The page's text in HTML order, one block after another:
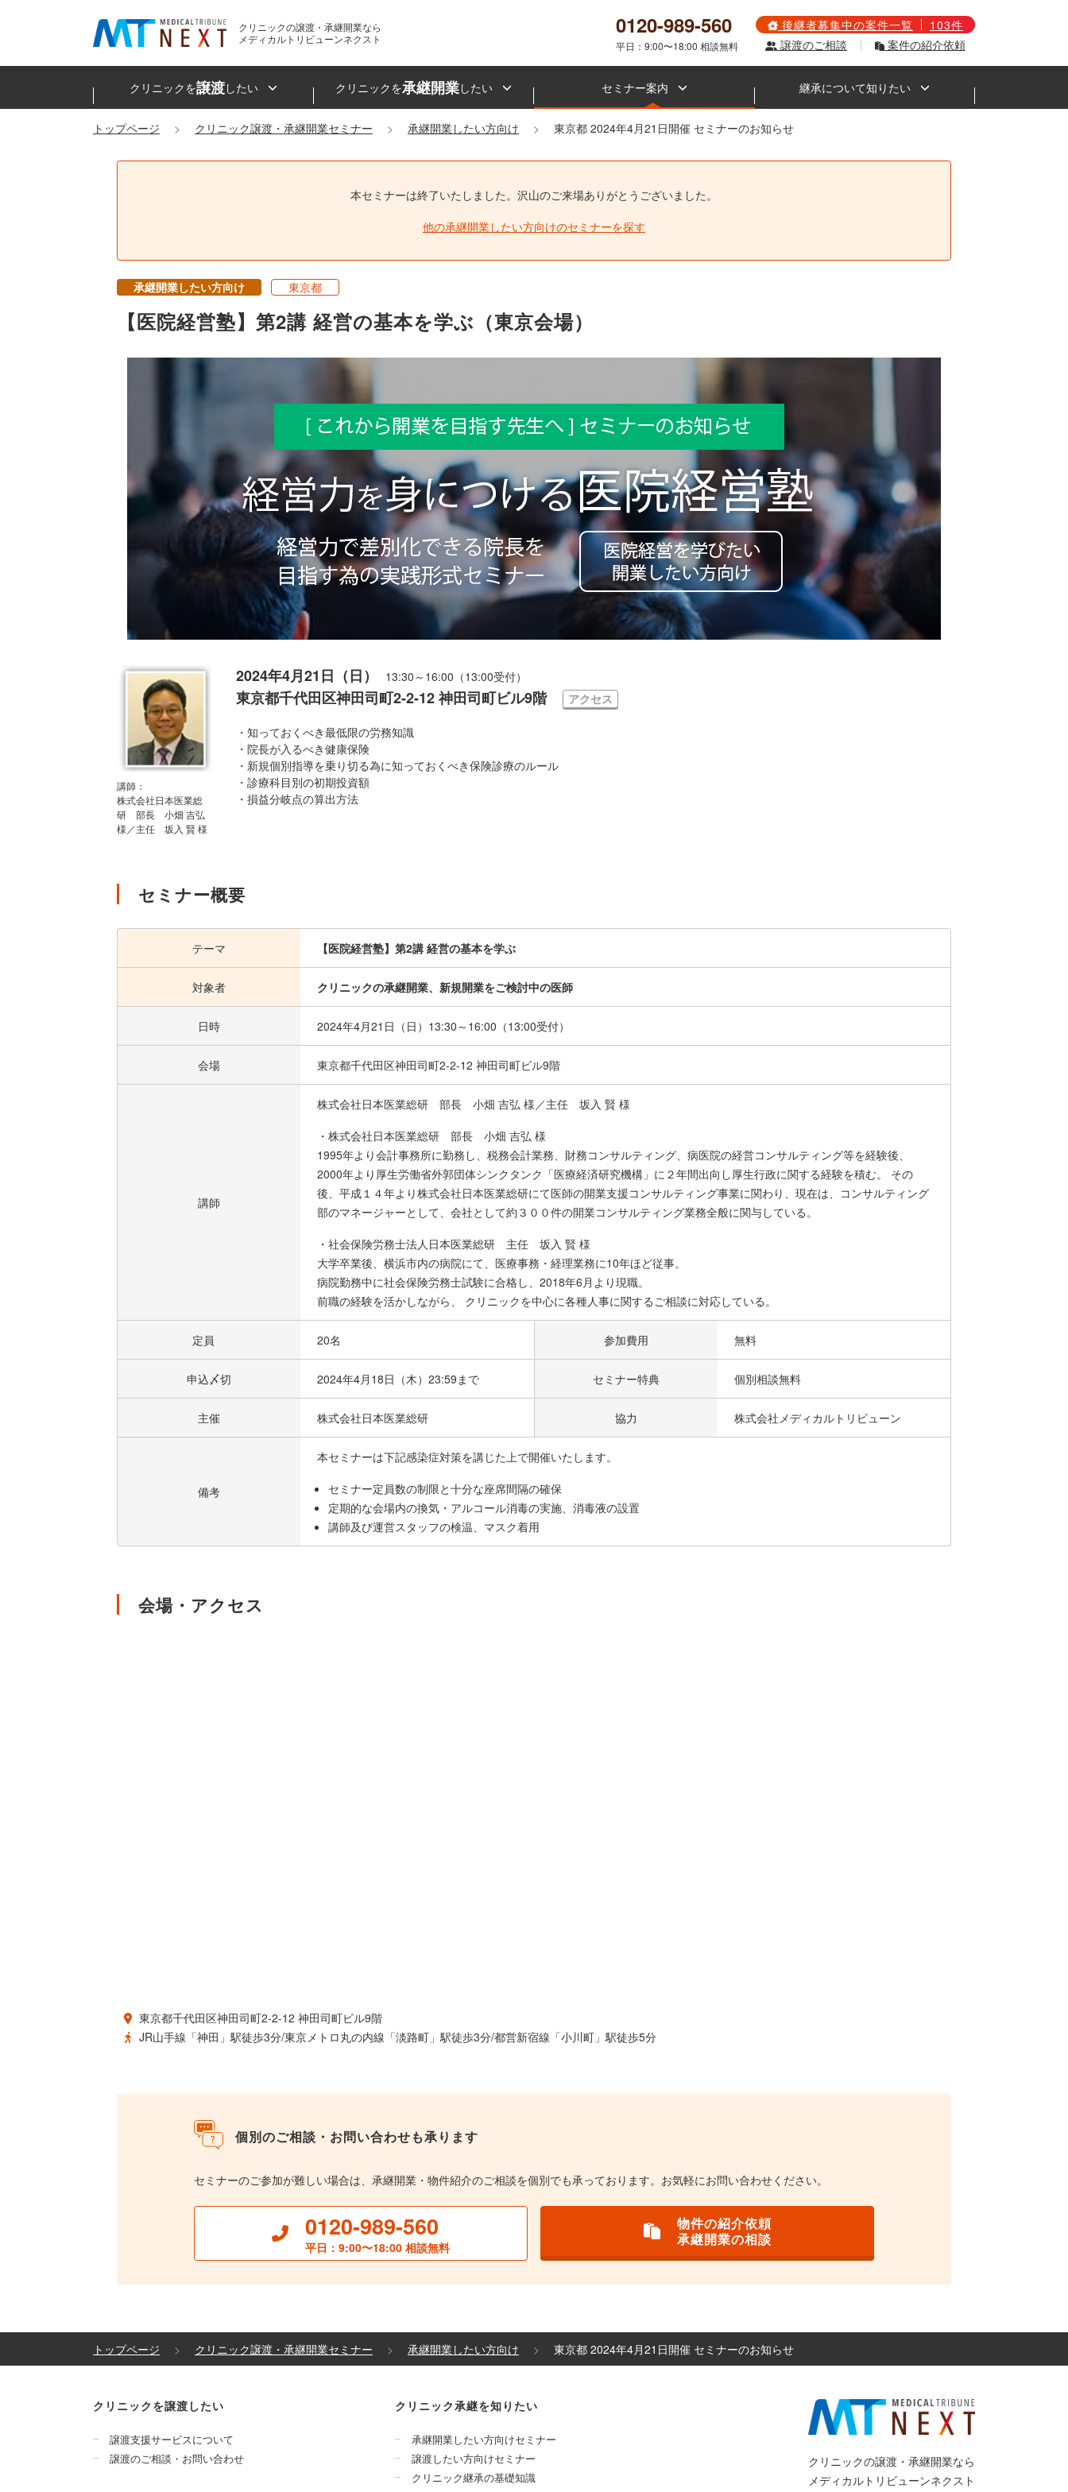
クリニックの譲渡・承継開業なら
メディカルトリビューンネクスト
0120-989-560
平日：9:00〜18:00 相談無料
後継者募集中の案件一覧
103件
譲渡のご相談
案件の紹介依頼
クリニックを譲渡したい クリニックを承継開業したい セミナー案内 継承について知りたい
トップページ クリニック譲渡・承継開業セミナー 承継開業したい方向け 東京都 2024年4月21日開催 セミナーのお知らせ
本セミナーは終了いたしました。 沢山のご来場ありがとうございました。
他の承継開業したい方向けのセミナーを探す
承継開業したい方向け 東京都
【医院経営塾】第2講 経営の基本を学ぶ（東京会場）
講師：
株式会社日本医業総
研 部長 小畑 吉弘
様／主任 坂入 賢 様
2024年4月21日（日） 13:30～16:00（13:00受付）
東京都千代田区神田司町2-2-12 神田司町ビル9階 アクセス
・知っておくべき最低限の労務知識
・院長が入るべき健康保険
・新規個別指導を乗り切る為に知っておくべき保険診療のルール
・診療科目別の初期投資額
・損益分岐点の算出方法
セミナー概要
テーマ 【医院経営塾】第2講 経営の基本を学ぶ
対象者 クリニックの承継開業、新規開業をご検討中の医師
日時 2024年4月21日（日） 13:30～16:00（13:00受付）
会場 東京都千代田区神田司町2-2-12 神田司町ビル9階
講師
株式会社日本医業総研 部長 小畑 吉弘 様／主任 坂入 賢 様
・株式会社日本医業総研 部長 小畑 吉弘 様
1995年より会計事務所に勤務し、税務会計業務、財務コンサルティング、病医院の経営コンサルティング等を経験後、
2000年より厚生労働省外郭団体シンクタンク「医療経済研究機構」に２年間出向し厚生行政に関する経験を積む。 その
後、平成１４年より株式会社日本医業総研にて医師の開業支援コンサルティング事業に関わり、現在は、コンサルティング
部のマネージャーとして、会社として約３００件の開業コンサルティング業務全般に関与している。
・社会保険労務士法人日本医業総研 主任 坂入 賢 様
大学卒業後、横浜市内の病院にて、医療事務・経理業務に10年ほど従事。
病院勤務中に社会保険労務士試験に合格し、2018年6月より現職。
前職の経験を活かしながら、 クリニックを中心に各種人事に関するご相談に対応している。
定員 20名 参加費用 無料
申込〆切 2024年4月18日（木）23:59まで セミナー特典 個別相談無料
主催 株式会社日本医業総研 協力 株式会社メディカルトリビューン
備考
本セミナーは下記感染症対策を講じた上で開催いたします。
セミナー定員数の制限と十分な座席間隔の確保
定期的な会場内の換気・アルコール消毒の実施、消毒液の設置
講師及び運営スタッフの検温、マスク着用
会場・アクセス
東京都千代田区神田司町2-2-12 神田司町ビル9階
JR山手線「神田」駅徒歩3分/東京メトロ丸の内線「淡路町」駅徒歩3分/都営新宿線「小川町」駅徒歩5分
個別のご相談・お問い合わせも承ります
セミナーのご参加が難しい場合は、承継開業・物件紹介のご相談を個別でも承っております。お気軽にお問い合わせください。
0120-989-560
平日：9:00〜18:00 相談無料
物件の紹介依頼
承継開業の相談
トップページ クリニック譲渡・承継開業セミナー 承継開業したい方向け 東京都 2024年4月21日開催 セミナーのお知らせ
クリニックを譲渡したい
譲渡支援サービスについて
譲渡のご相談・お問い合わせ
クリニック承継を知りたい
承継開業したい方向けセミナー
譲渡したい方向けセミナー
クリニック継承の基礎知識
クリニックの譲渡・承継開業なら
メディカルトリビューンネクスト